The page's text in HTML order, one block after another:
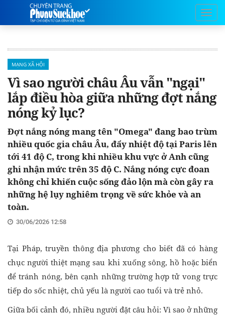
MẠNG XÃ HỘI
Vì sao người châu Âu vẫn "ngại"
lắp điều hòa giữa những đợt nắng
nóng kỷ lục?
Đợt nắng nóng mang tên "Omega" đang bao trùm
nhiều quốc gia châu Âu, đẩy nhiệt độ tại Paris lên
tới 41 độ C, trong khi nhiều khu vực ở Anh cũng
ghi nhận mức trên 35 độ C. Nắng nóng cực đoan
không chỉ khiến cuộc sống đảo lộn mà còn gây ra
những hệ lụy nghiêm trọng về sức khỏe và an
toàn.
30/06/2026 12:58
Tại Pháp, truyền thông địa phương cho biết đã có hàng
chục người thiệt mạng sau khi xuống sông, hồ hoặc biển
để tránh nóng, bên cạnh những trường hợp tử vong trực
tiếp do sốc nhiệt, chủ yếu là người cao tuổi và trẻ nhỏ.
Giữa bối cảnh đó, nhiều người đặt câu hỏi: Vì sao ở những